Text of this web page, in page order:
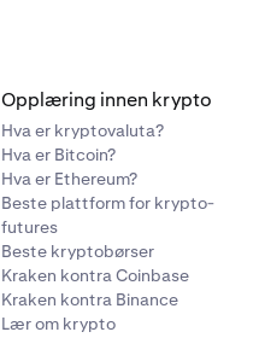
Opplæring innen krypto
Hva er kryptovaluta?
Hva er Bitcoin?
Hva er Ethereum?
Beste plattform for krypto-
futures
Beste kryptobørser
Kraken kontra Coinbase
Kraken kontra Binance
Lær om krypto